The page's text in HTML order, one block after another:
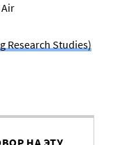
Research Studies)